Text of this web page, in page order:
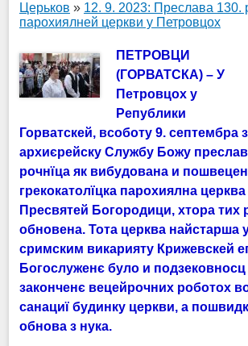
Церьков » 12. 9. 2023: Преслава 130.
парохиялней церкви у Петровцох
ПЕТРОВЦИ
(ГОРВАТСКА) – У
Петровцох у
Републики
Горватскей, всоботу 9. септембра
архиєрейску Службу Божу
рочнїца як вибудована и
грекокатолїцка парохиялна
Пресвятей Богородици, хтора тих
обновена. Тота церква найстарша
сримским викарияту Крижевскей
Богослуженє було и
законченє вецейрочних роботох
санациї будинку церкви, а
обнова з нука.